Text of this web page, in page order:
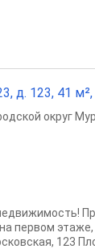
д. 123, 41 м²,
округ
первом
123